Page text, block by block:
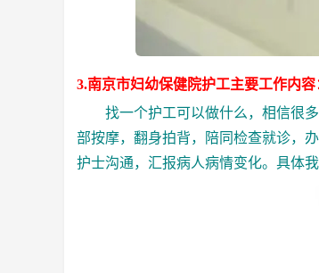
3.南京市妇幼保健院护工主要工作内容
找一个护工可以做什么，相信很多
部按摩，翻身拍背，陪同检查就诊，
护士沟通，汇报病人病情变化。具体我